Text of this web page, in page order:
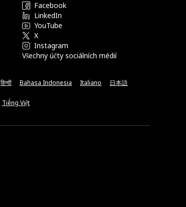
Facebook
LinkedIn
YouTube
X
Instagram
Všechny účty sociálních médií
हिन्दी Bahasa Indonesia Italiano 日本語
Tiếng Việt